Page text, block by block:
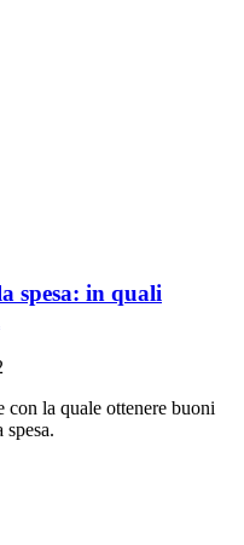
spesa: in quali
con la quale ottenere buoni